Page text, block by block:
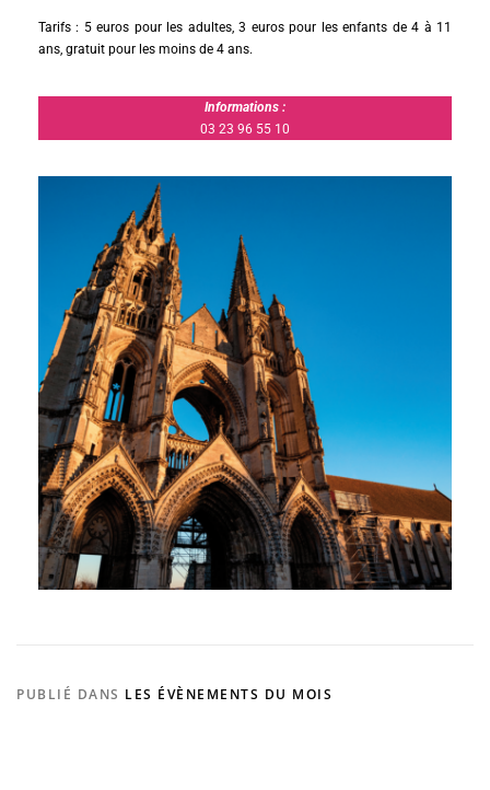
Tarifs : 5 euros pour les adultes, 3 euros pour les enfants de 4 à 11
ans, gratuit pour les moins de 4 ans.
Informations :
03 23 96 55 10
PUBLIÉ DANS LES ÉVÈNEMENTS DU MOIS